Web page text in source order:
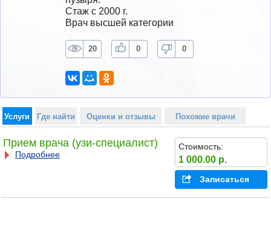
Стаж с 2000 г.
Врач высшей категории
20 0 0
Услуги Где найти Оценки и отзывы Похожие врачи
Прием врача (узи-специалист)
Подробнее
Стоимость:
1 000.00 р.
Записаться